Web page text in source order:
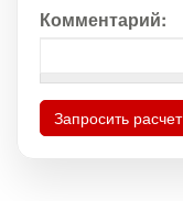
Комментарий:
Запросить расчет